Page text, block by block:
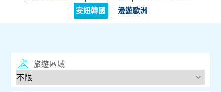
安妞韓國
漫遊歐洲
旅遊區域